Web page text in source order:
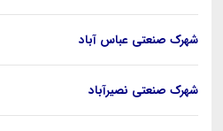
شهرک صنعتی عباس آباد
شهرک صنعتی نصيرآباد